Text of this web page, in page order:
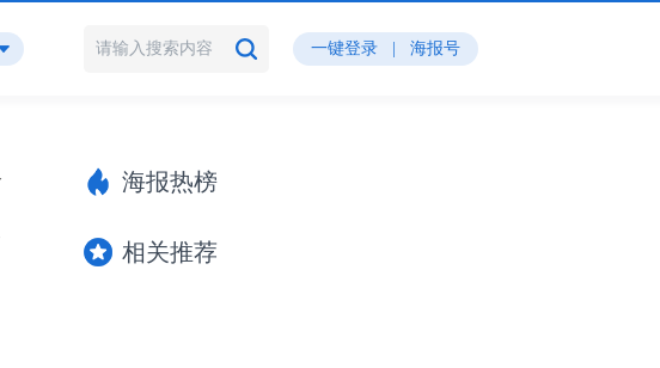
一键登录 海报号
海报热榜
相关推荐